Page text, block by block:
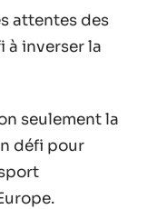
attentes des
à inverser la
seulement la
défi pour